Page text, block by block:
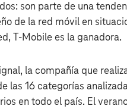
son parte de una
de la red móvil en
T‑Mobile es la ganadora.
la compañía que
las 16 categorías
en todo el país. El